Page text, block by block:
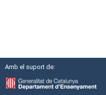
Amb el suport de: